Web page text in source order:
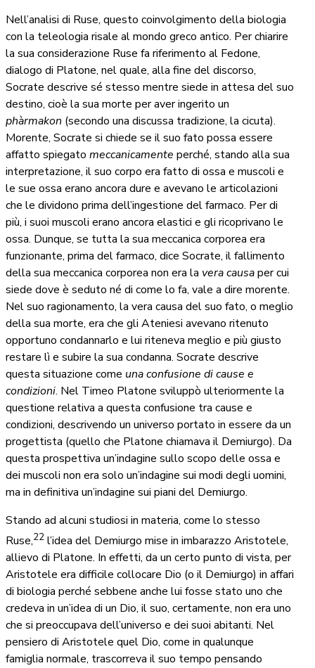
Nell’analisi di Ruse, questo coinvolgimento della biologia
con la teleologia risale al mondo greco antico. Per chiarire
la sua considerazione Ruse fa riferimento al Fedone,
dialogo di Platone, nel quale, alla fine del discorso,
Socrate descrive sé stesso mentre siede in attesa del suo
destino, cioè la sua morte per aver ingerito un
phàrmakon (secondo una discussa tradizione, la cicuta).
Morente, Socrate si chiede se il suo fato possa essere
affatto spiegato meccanicamente perché, stando alla sua
interpretazione, il suo corpo era fatto di ossa e muscoli e
le sue ossa erano ancora dure e avevano le articolazioni
che le dividono prima dell’ingestione del farmaco. Per di
più, i suoi muscoli erano ancora elastici e gli ricoprivano le
ossa. Dunque, se tutta la sua meccanica corporea era
funzionante, prima del farmaco, dice Socrate, il fallimento
della sua meccanica corporea non era la vera causaper cui
siede dove è seduto né di come lo fa, vale a dire morente.
Nel suo ragionamento, la vera causa del suo fato, o meglio
della sua morte, era che gli Ateniesi avevano ritenuto
opportuno condannarlo e lui riteneva meglio e più giusto
restare lì e subire la sua condanna. Socrate descrive
questa situazione come una confusione di cause e
condizioni. Nel Timeo Platone sviluppò ulteriormente la
questione relativa a questa confusione tra cause e
condizioni, descrivendo un universo portato in essere da un
progettista (quello che Platone chiamava il Demiurgo). Da
questa prospettiva un’indagine sullo scopo delle ossa e
dei muscoli non era solo un’indagine sui modi degli uomini,
ma in definitiva un’indagine sui piani del Demiurgo.
Stando ad alcuni studiosi in materia, come lo stesso
Ruse,22 l’idea del Demiurgo mise in imbarazzo Aristotele,
allievo di Platone. In effetti, da un certo punto di vista, per
Aristotele era difficile collocare Dio (o il Demiurgo) in affari
di biologia perché sebbene anche lui fosse stato uno che
credeva in un’idea di un Dio, il suo, certamente, non era uno
che si preoccupava dell’universo e dei suoi abitanti. Nel
pensiero di Aristotele quel Dio, come in qualunque
famiglia normale, trascorreva il suo tempo pensando